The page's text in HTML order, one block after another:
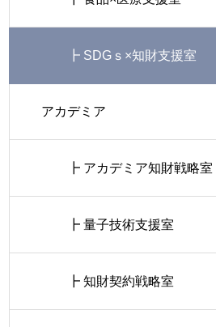
┣ SDGｓ×知財支援室
アカデミア
┣ アカデミア知財戦略室
┣ 量子技術支援室
┣ 知財契約戦略室